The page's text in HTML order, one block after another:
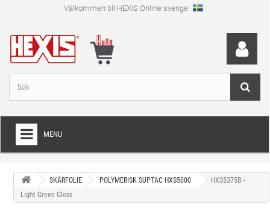
Välkommen till HEXIS Online sverige
MENU
WRAPFOLIE
SKÄRFOLIE POLYMERISK SUPTAC HXS5000
HXS5375B -
Light Green Gloss